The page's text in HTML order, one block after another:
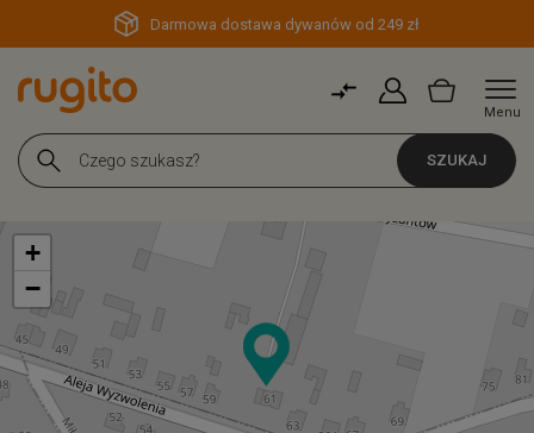
Darmowa dostawa dywanów od 249 zł
Menu
SZUKAJ
+
−